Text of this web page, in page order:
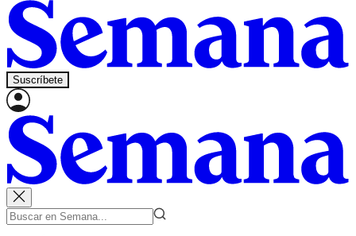
Suscríbete